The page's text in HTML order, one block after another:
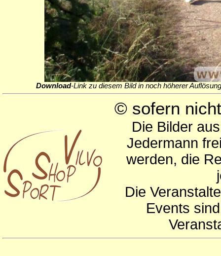
Download-Link zu diesem Bild in noch höherer
© sofern
Die Bilder
Jedermann
werden, die
Die
Events